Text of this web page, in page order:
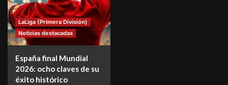
LaLiga (Primera División)
Noticias destacadas
España final Mundial
2026: ocho claves de su
éxito histórico